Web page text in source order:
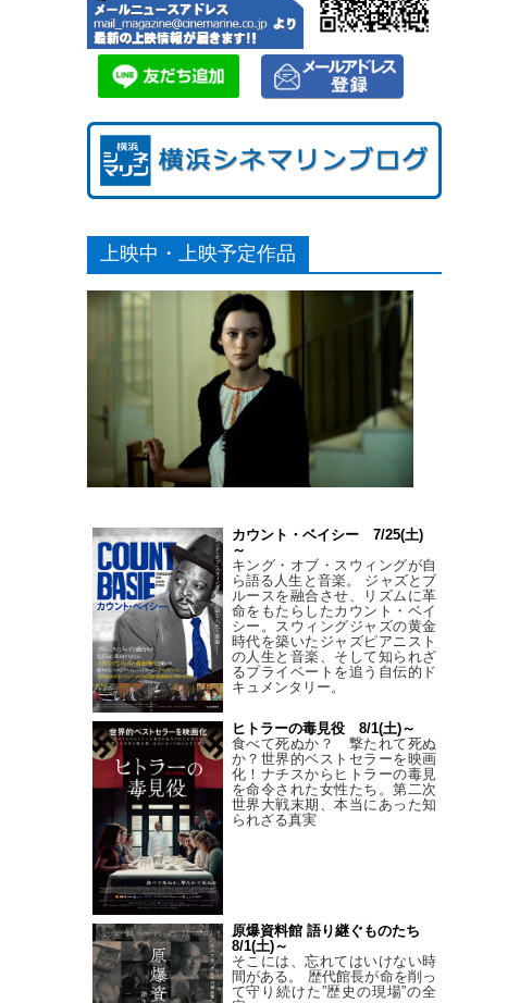
上映中・上映予定作品
カウント・ベイシー 7/25(土)
～
キング・オブ・スウィングが自
ら語る人生と音楽。 ジャズとブ
ルースを融合させ、リズムに革
命をもたらしたカウント・ベイ
シー。スウィングジャズの黄金
時代を築いたジャズピアニスト
の人生と音楽、そして知られざ
るプライベートを追う自伝的ド
キュメンタリー。
ヒトラーの毒見役 8/1(土)～
食べて死ぬか？ 撃たれて死ぬ
か？世界的ベストセラーを映画
化！ナチスからヒトラーの毒見
を命令された女性たち。第二次
世界大戦末期、本当にあった知
られざる真実
原爆資料館 語り継ぐものたち
8/1(土)～
そこには、忘れてはいけない時
間がある。 歴代館長が命を削っ
て守り続けた”歴史の現場”の全